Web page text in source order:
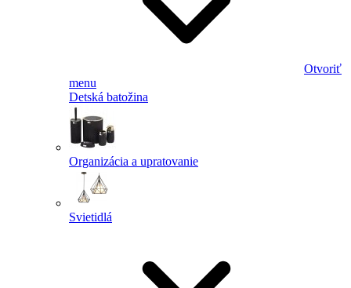
Otvoriť
menu
Detská batožina
Organizácia a upratovanie
Svietidlá